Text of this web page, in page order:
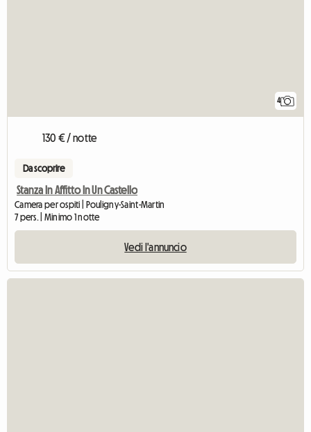
4
130 € / notte
Da scoprire
Stanza In Affitto In Un Castello
Camera per ospiti | Pouligny-Saint-Martin
7 pers. | Minimo 1 notte
Vedi l'annuncio